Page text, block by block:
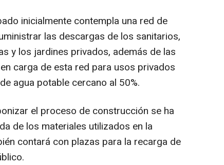
inicialmente contempla una red de
las descargas de los sanitarios,
y los jardines privados, además de las
carga de esta red para usos privados
agua potable cercano al 50%.
el proceso de construcción se ha
de los materiales utilizados en la
contará con plazas para la recarga de